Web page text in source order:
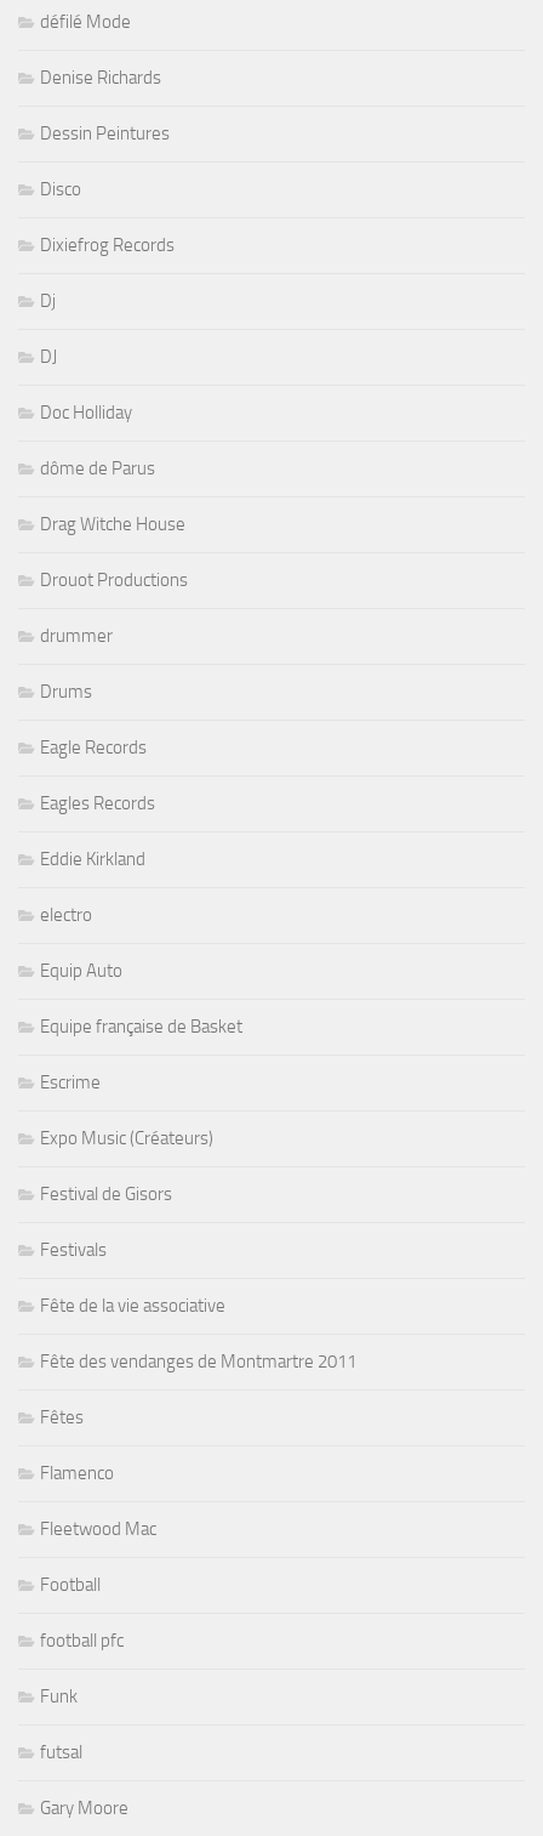
défilé Mode
Denise Richards
Dessin Peintures
Disco
Dixiefrog Records
Dj
DJ
Doc Holliday
dôme de Parus
Drag Witche House
Drouot Productions
drummer
Drums
Eagle Records
Eagles Records
Eddie Kirkland
electro
Equip Auto
Equipe française de Basket
Escrime
Expo Music (Créateurs)
Festival de Gisors
Festivals
Fête de la vie associative
Fête des vendanges de Montmartre 2011
Fêtes
Flamenco
Fleetwood Mac
Football
football pfc
Funk
futsal
Gary Moore